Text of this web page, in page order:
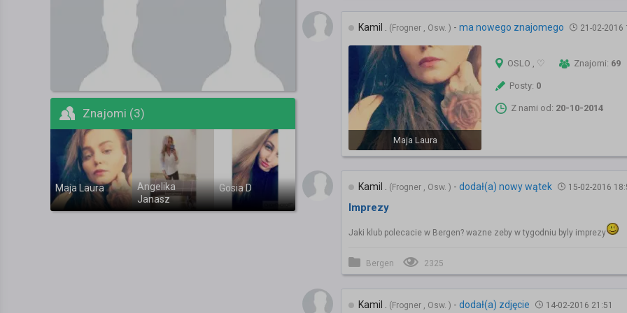
Znajomi (3)
Maja Laura
Angelika
Janasz
Gosia D
Kamil . (Frogner , Osw. ) - ma nowego znajomego 21-02-2016
Maja Laura
OSLO , ♡ Znajomi: 69
Posty: 0
Z nami od: 20-10-2014
Kamil . (Frogner , Osw. ) - dodał(a) nowy wątek 15-02-2016
Imprezy
Jaki klub polecacie w Bergen? wazne zeby w tygodniu byly imprezy
Bergen 2325
Kamil . (Frogner , Osw. ) - dodał(a) zdjęcie 14-02-2016 21:51